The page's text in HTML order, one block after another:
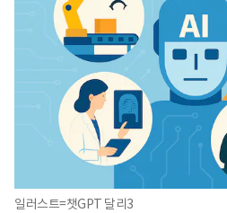
일러스트=챗GPT 달리3